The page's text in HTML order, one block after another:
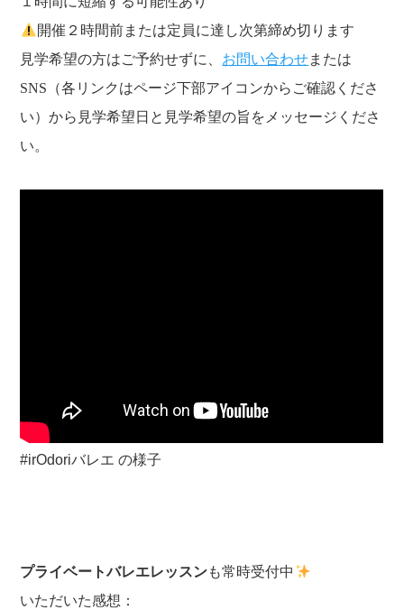
開催２時間前または定員に達し次第締め切ります
見学希望の方はご予約せずに、 お問い合わせまたは
SNS（各リンクはページ下部アイコンからご確認くださ
い）から見学希望日と見学希望の旨をメッセージくださ
い。
#irOdoriバレエ の様子
プライベートバレエレッスンも常時受付中
いただいた感想：